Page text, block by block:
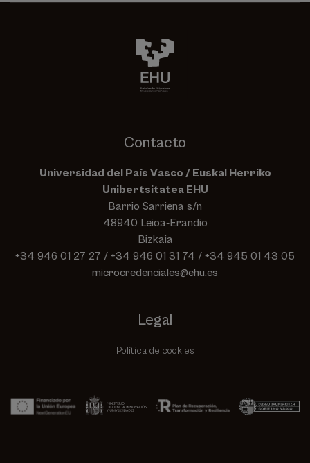
Contacto
Universidad del País Vasco / Euskal Herriko
Unibertsitatea EHU
Barrio Sarriena s/n
48940 Leioa-Erandio
Bizkaia
+34 946 01 27 27 / +34 946 01 31 74 / +34 945 01 43 05
microcredenciales@ehu.es
Legal
Política de cookies